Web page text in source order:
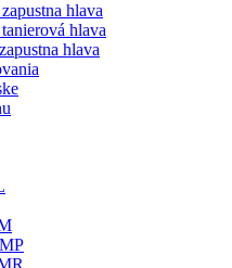
hlava
hlava
hlava